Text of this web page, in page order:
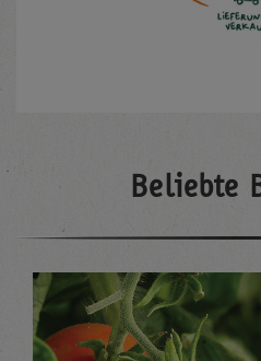
Beliebte